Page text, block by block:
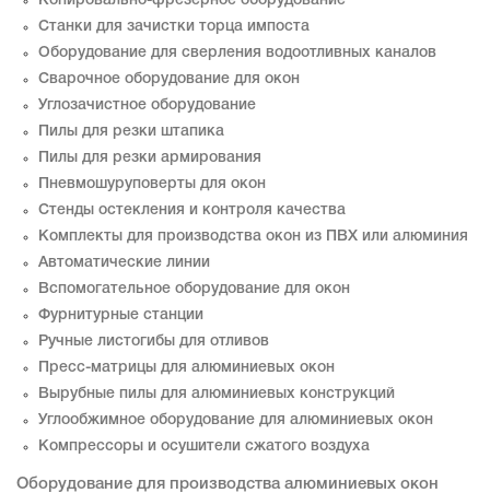
Станки для зачистки торца импоста
Оборудование для сверления водоотливных каналов
Сварочное оборудование для окон
Углозачистное оборудование
Пилы для резки штапика
Пилы для резки армирования
Пневмошуруповерты для окон
Стенды остекления и контроля качества
Комплекты для производства окон из ПВХ или алюминия
Автоматические линии
Вспомогательное оборудование для окон
Фурнитурные станции
Ручные листогибы для отливов
Пресс-матрицы для алюминиевых окон
Вырубные пилы для алюминиевых конструкций
Углообжимное оборудование для алюминиевых окон
Компрессоры и осушители сжатого воздуха
Оборудование для производства алюминиевых окон